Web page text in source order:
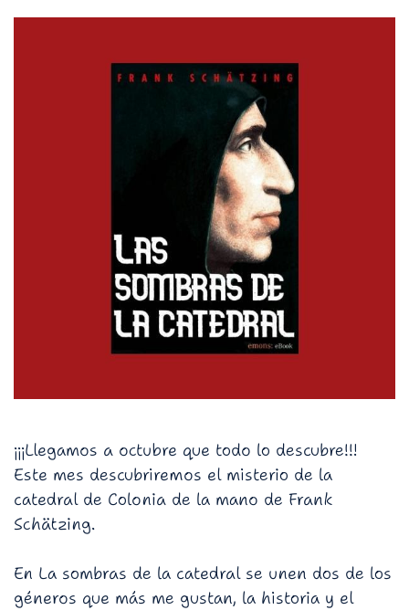
¡¡¡Llegamos a octubre que todo lo descubre!!!
Este mes descubriremos el misterio de la
catedral de Colonia de la mano de Frank
Schätzing.
En La sombras de la catedral se unen dos de los
géneros que más me gustan, la historia y el